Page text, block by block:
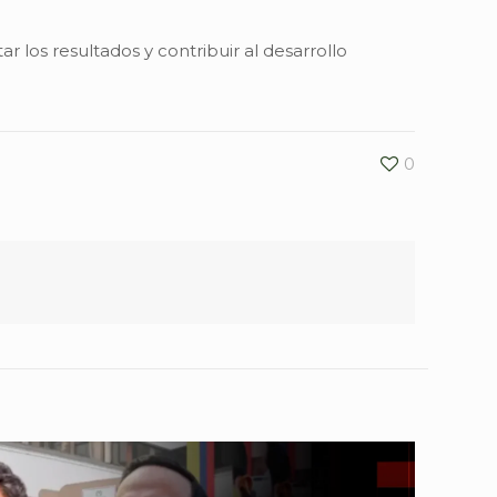
los resultados y contribuir al desarrollo
0